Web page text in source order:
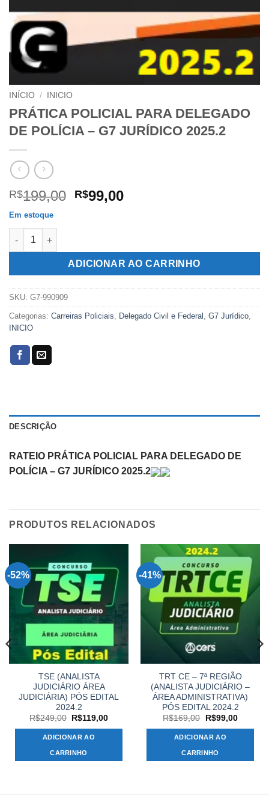
INÍCIO / INICIO
PRÁTICA POLICIAL PARA DELEGADO
DE POLÍCIA – G7 JURÍDICO 2025.2
R$199,00 O
R$199,00.
R$99,00O
R$99,00.
Em estoque
PRÁTICA POLICIAL PARA DELEGADO DE POLÍCIA – G7
ADICIONAR AO CARRINHO
SKU: G7-990909
Categorias: Carreiras Policiais, Delegado Civil e Federal , G7 Jurídico,
INICIO
DESCRIÇÃO
RATEIO PRÁTICA POLICIAL PARA DELEGADO DE
POLÍCIA – G7 JURÍDICO 2025.2
PRODUTOS RELACIONADOS
-52%
TSE (ANALISTA
JUDICIÁRIO ÁREA
JUDICIÁRIA) PÓS EDITAL
2024.2
R$249,00
O
original
era:
R$249,00.
R$119,00O
ADICIONAR AO
CARRINHO
-41%
TRT CE – 7ª REGIÃO
(ANALISTA JUDICIÁRIO –
ÁREA ADMINISTRATIVA)
PÓS EDITAL 2024.2
R$169,00
O
original
era:
R$169,00.
R$99,00O
ADICIONAR AO
CARRINHO